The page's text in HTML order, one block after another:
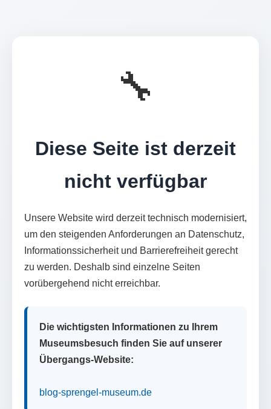
🔧
Diese Seite ist derzeit
nicht verfügbar
Unsere Website wird derzeit technisch modernisiert,
um den steigenden Anforderungen an Datenschutz,
Informationssicherheit und Barrierefreiheit gerecht
zu werden. Deshalb sind einzelne Seiten
vorübergehend nicht erreichbar.
Die wichtigsten Informationen zu Ihrem
Museumsbesuch finden Sie auf unserer
Übergangs-Website:
blog-sprengel-museum.de